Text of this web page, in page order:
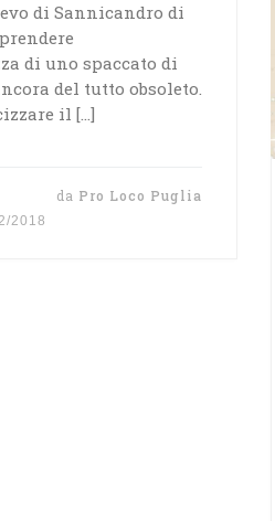
di Sannicandro di
di uno spaccato di
del tutto obsoleto.
il […]
da Pro Loco Puglia
2018